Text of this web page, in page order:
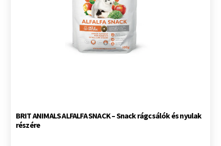
BRIT ANIMALS ALFALFA SNACK – Snack rágcsálók és nyulak
részére